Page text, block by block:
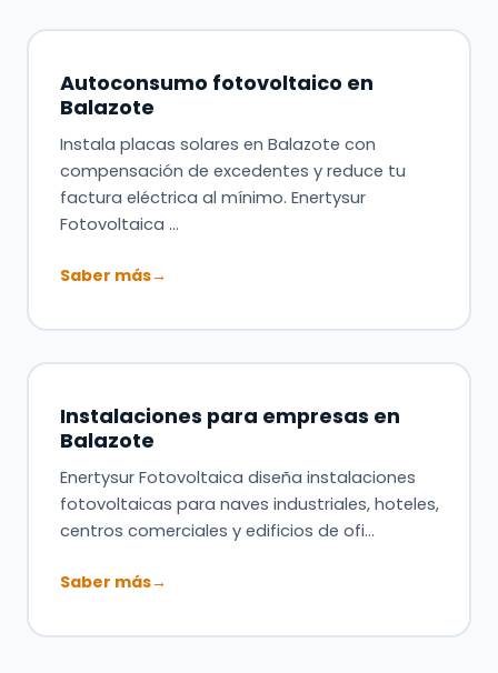
Autoconsumo fotovoltaico en
Balazote
Instala placas solares en Balazote con
compensación de excedentes y reduce tu
factura eléctrica al mínimo. Enertysur
Fotovoltaica …
Saber más→
Instalaciones para empresas en
Balazote
Enertysur Fotovoltaica diseña instalaciones
fotovoltaicas para naves industriales, hoteles,
centros comerciales y edificios de ofi…
Saber más→